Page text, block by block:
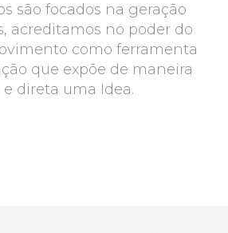
são focados na geração
acreditamos no poder do
como ferramenta
que expõe de maneira
e direta uma Idea.